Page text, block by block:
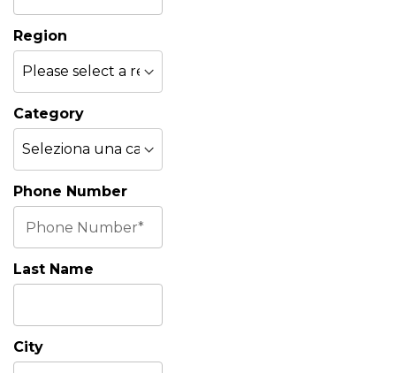
Region
Category
Phone Number
Last Name
City